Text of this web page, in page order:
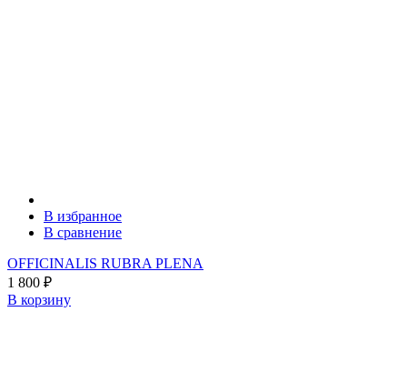
В избранное
В сравнение
OFFICINALIS RUBRA PLENA
1 800 ₽
В корзину